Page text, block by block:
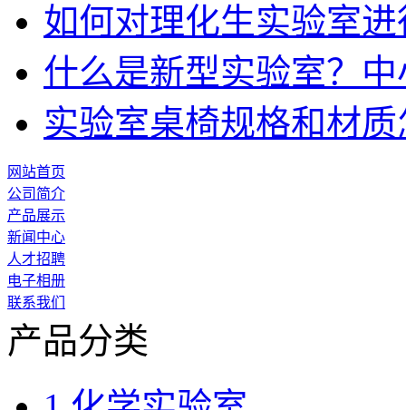
如何对理化生实验室
什么是新型实验室？
实验室桌椅规格和材
网站首页
公司简介
产品展示
新闻中心
人才招聘
电子相册
联系我们
产品分类